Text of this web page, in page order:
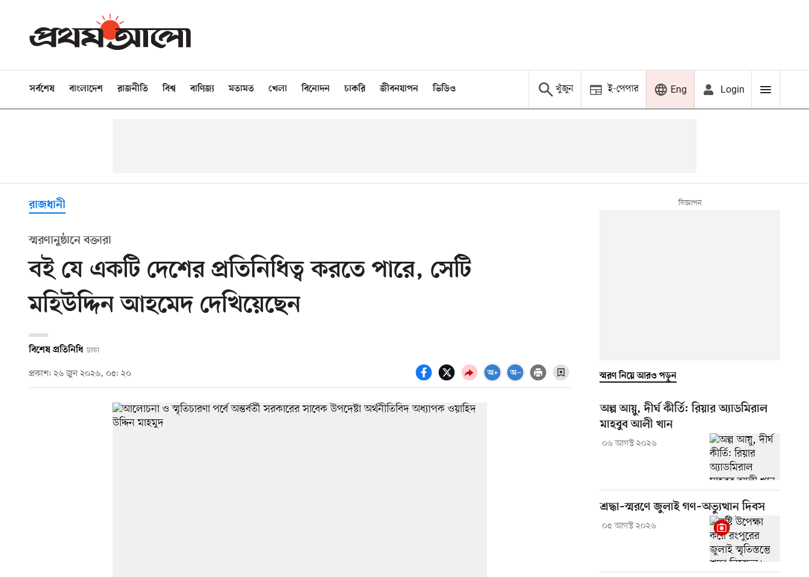
সর্বশেষ বাংলাদেশ রাজনীতি বিশ্ব বাণিজ্য মতামত খেলা বিনোদন চাকরি জীবনযাপন ভিডিও খুঁজুন ই-পেপার Eng Login
রাজধানী
স্মরণানুষ্ঠানে বক্তারা
বই যে একটি দেশের প্রতিনিধিত্ব করতে পারে, সেটি
মহিউদ্দিন আহমেদ দেখিয়েছেন
বিশেষ প্রতিনিধি ঢাকা
প্রকাশ: ২৬ জুন ২০২৬, ০৫: ২০ স্মরণ নিয়ে আরও পড়ুন
অল্প আয়ু, দীর্ঘ কীর্তি: রিয়ার অ্যাডমিরাল
মাহবুব আলী খান
০৬ আগস্ট ২০২৬
শ্রদ্ধা–স্মরণে জুলাই গণ–অভ্যুত্থান দিবস
০৫ আগস্ট ২০২৬